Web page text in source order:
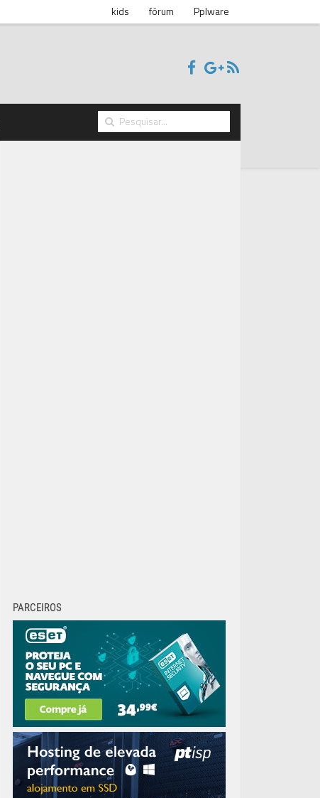
kids fórum Pplware
PARCEIROS